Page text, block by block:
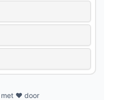
met ❤️ door